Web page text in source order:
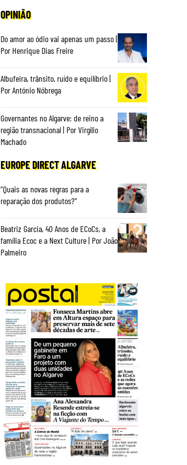
OPINIÃO
Do amor ao ódio vai apenas um passo |
Por Henrique Dias Freire
Albufeira, trânsito, ruído e equilíbrio |
Por António Nóbrega
Governantes no Algarve: de reino a
região transnacional | Por Virgílio
Machado
EUROPE DIRECT ALGARVE
“Quais as novas regras para a
reparação dos produtos?”
Beatriz Garcia, 40 Anos de ECoCs, a
família Ecoc e a Next Culture | Por João
Palmeiro